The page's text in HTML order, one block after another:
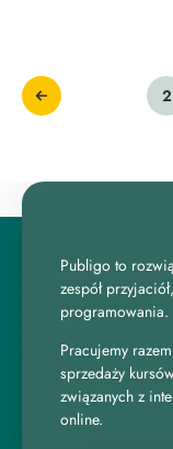
2
Publigo to
zespół
programowania.
Pracujemy
sprzedaży
związanych z
online.